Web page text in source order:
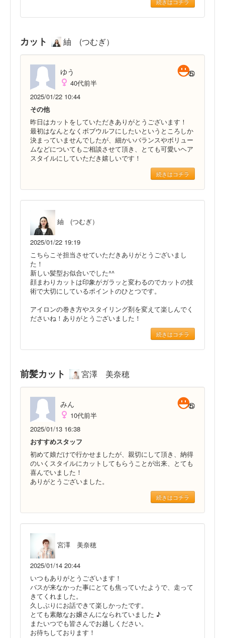
カット 紬 (つむぎ）
ゆう
40代前半
2025/01/22 10:44
その他
昨日はカットをしていただきありがとうございます！
最初はなんとなくボブウルフにしたいというところしか
決まっていませんでしたが、細かいバランスやボリュー
ムなどについてもご相談させて頂き、とても可愛いヘア
スタイルにしていただき嬉しいです！
続きはコチラ
紬 (つむぎ）
2025/01/22 19:19
こちらこそ担当させていただきありがとうございまし
た！
新しい髪型お似合いでした^^
顔まわりカットは印象がガラッと変わるのでカットの技
術で大切にしているポイントのひとつです。
アイロンの巻き方やスタイリング剤を変えて楽しんでく
ださいね！ありがとうございました！
続きはコチラ
前髪カット 宮澤 美奈穂
みん
10代前半
2025/01/13 16:38
おすすめスタッフ
初めて娘だけで行かせましたが、親切にして頂き、納得
のいくスタイルにカットしてもらうことが出来、とても
喜んでいました！
ありがとうございました。
続きはコチラ
宮澤 美奈穂
2025/01/14 20:44
いつもありがとうございます！
バスが来なかった事にとても焦っていたようで、走って
きてくれました。
久しぶりにお話できて楽しかったです。
とても素敵なお嬢さんになられていました ♪
またいつでも皆さんでお越しください。
お待ちしております！